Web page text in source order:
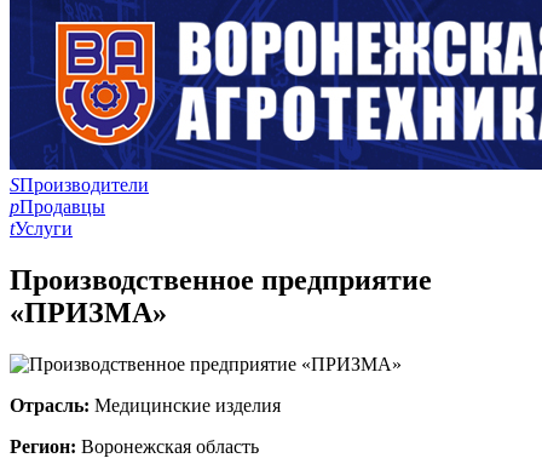
SПроизводители
pПродавцы
tУслуги
Производственное предприятие
«ПРИЗМА»
Отрасль: Медицинские изделия
Регион: Воронежская область